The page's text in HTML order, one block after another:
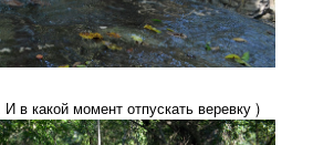
в какой момент отпускать веревку )